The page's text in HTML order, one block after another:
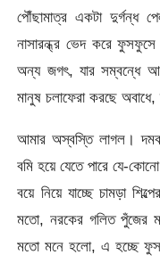
পৌঁছামাত্র একটা দুর্গন্ধ
নাসারন্ধ্র ভেদ করে
অন্য জগৎ, যার সম্বন্ধে
মানুষ চলাফেরা করছে অবাধে,
আমার অস্বস্তি লাগল।
বমি হয়ে যেতে পারে যে-
বয়ে নিয়ে যাচ্ছে চামড়া
মতো, নরকের গলিত পুঁজের
মতো মনে হলো, এ হচ্ছে